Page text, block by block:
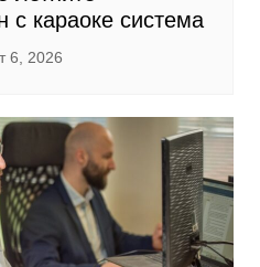
с караоке система
6, 2026